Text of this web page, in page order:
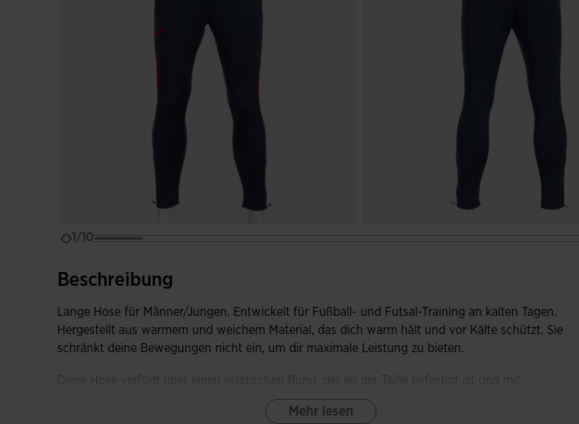
1/10
Beschreibung
Lange Hose für Männer/Jungen. Entwickelt für Fußball- und Futsal-Training an kalten Tagen.
Hergestellt aus warmem und weichem Material, das dich warm hält und vor Kälte schützt. Sie
schränkt deine Bewegungen nicht ein, um dir maximale Leistung zu bieten.
Diese Hose verfügt über einen elastischen Bund, der an der Taille befestigt ist und mit
Kordelzügen verstellt werden kann. Zwei seitliche Reißverschlusstaschen sorgen für eine
schlanke Passform und einen sicheren Platz, um kleine Gegenstände zu verstauen. Außerdem hat
Mehr lesen